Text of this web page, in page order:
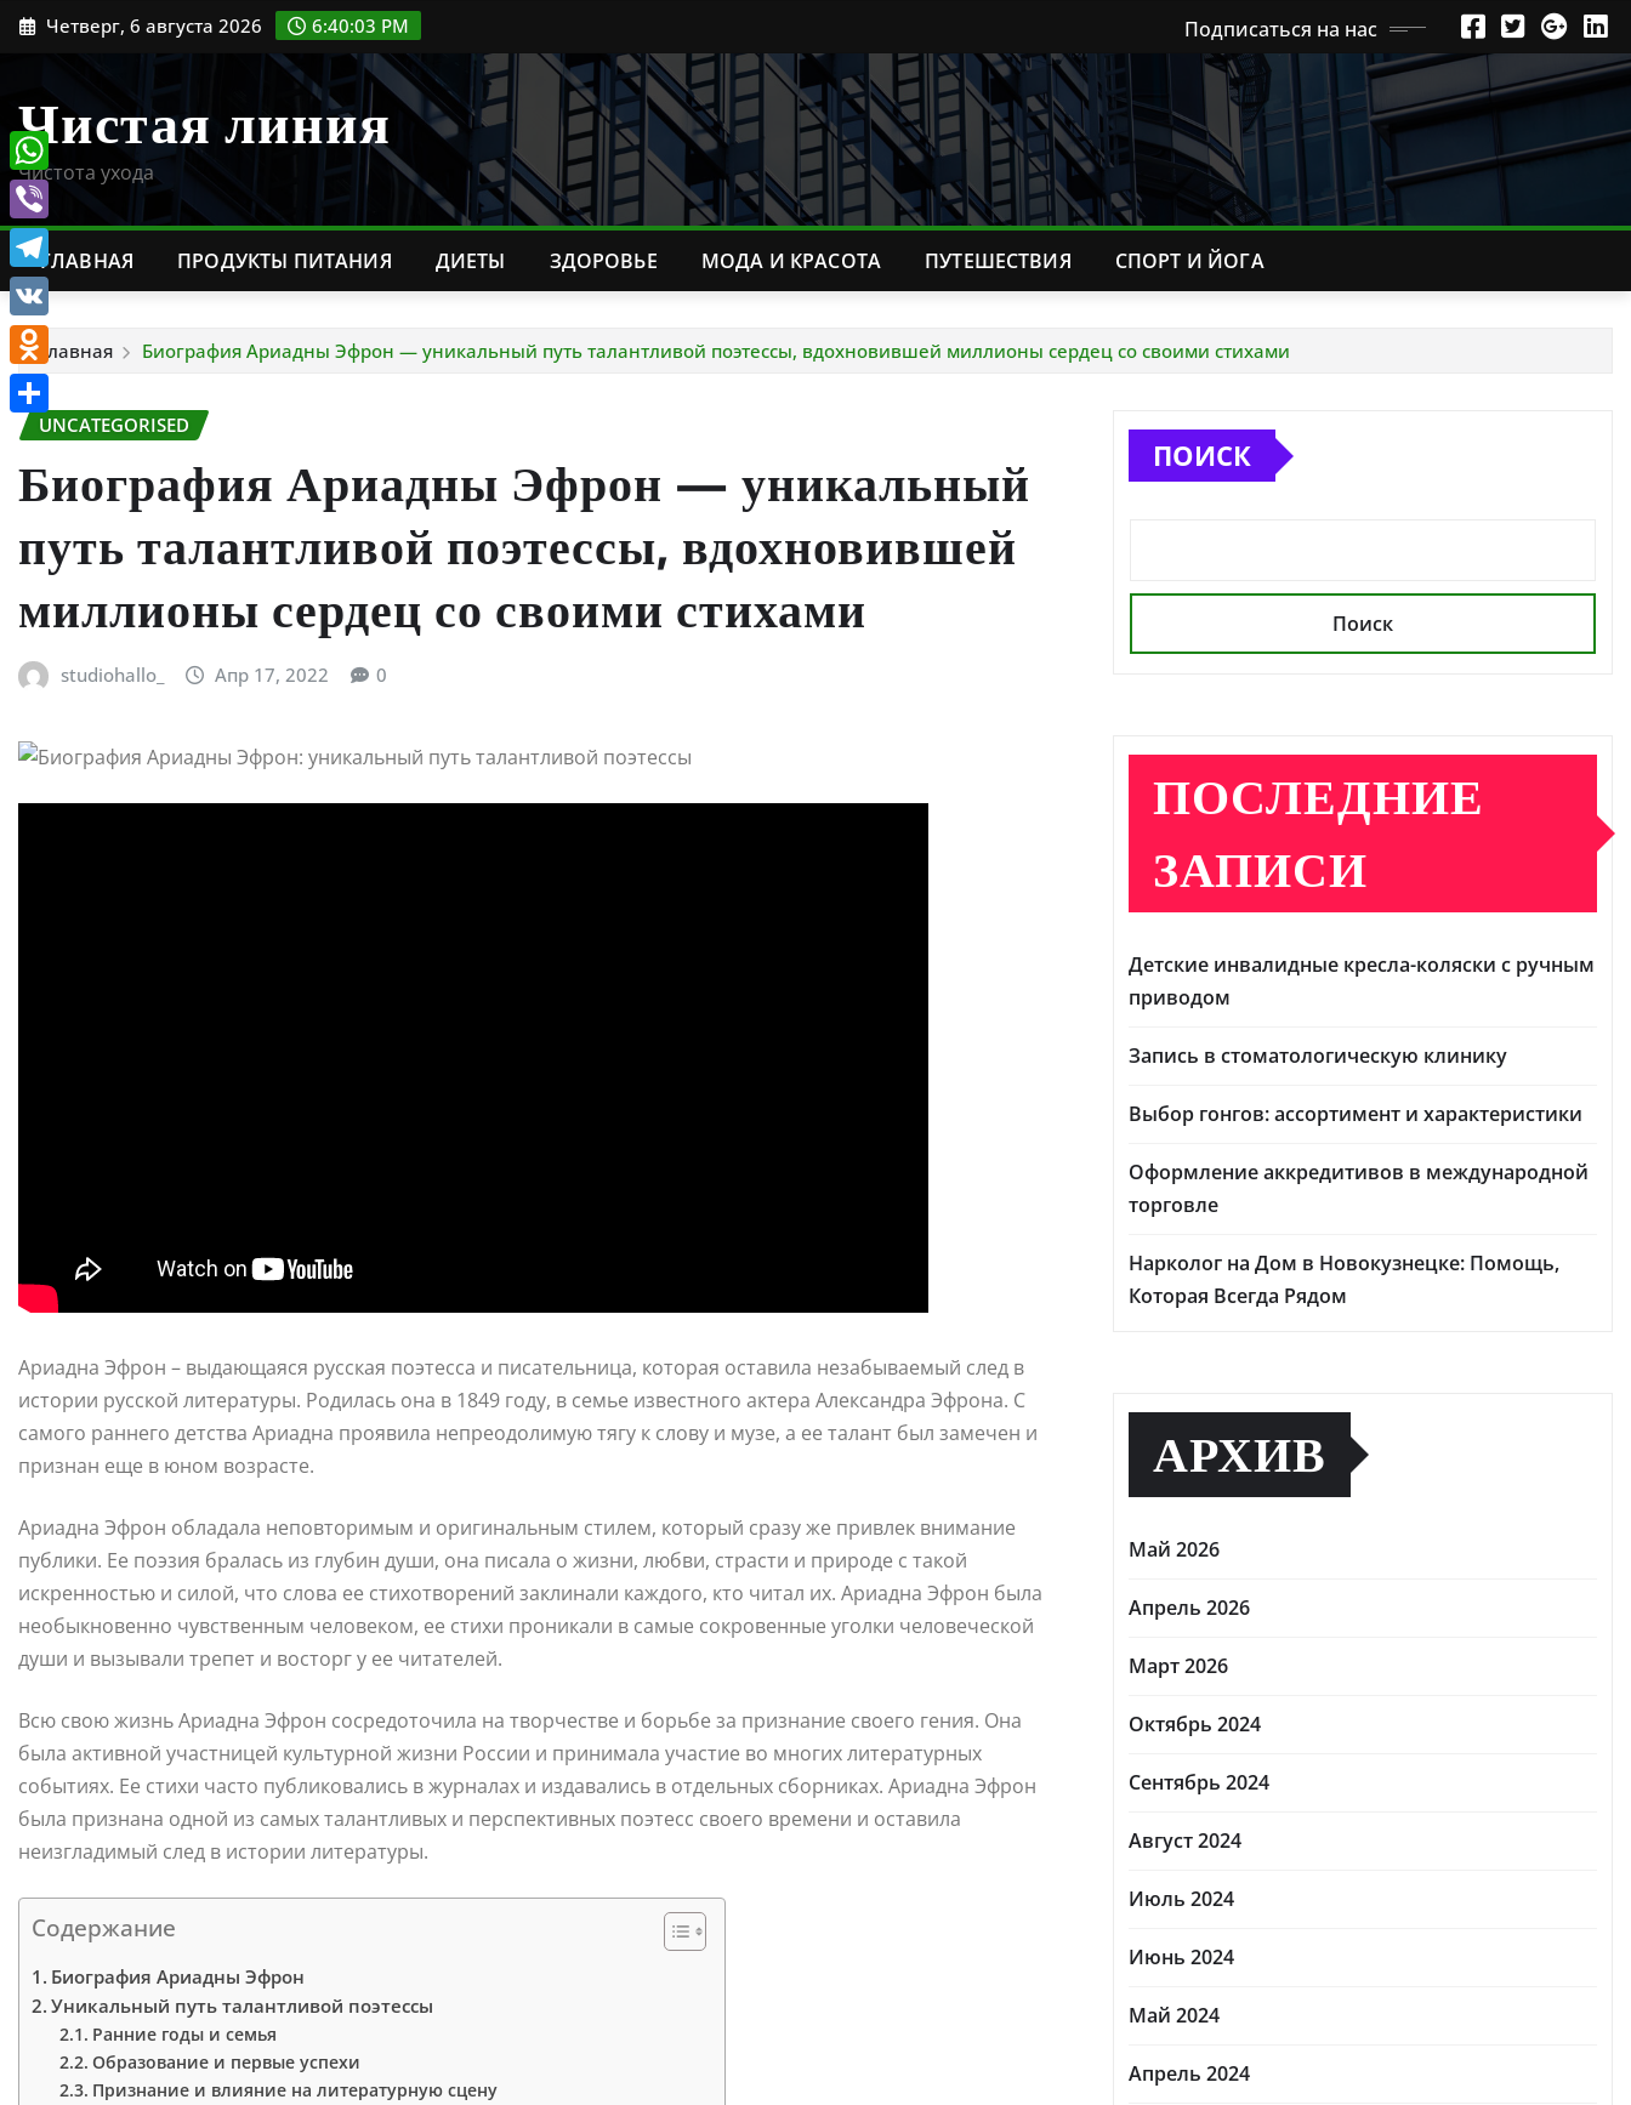
ПерейтиЧетверг, 6 августа 2026 6:40:04 PM Подписаться на нас
Чистая линия
Чистота ухода
ГЛАВНАЯ ПРОДУКТЫ ПИТАНИЯ ДИЕТЫ ЗДОРОВЬЕ МОДА И КРАСОТА ПУТЕШЕСТВИЯ СПОРТ И ЙОГА
Главная Биография Ариадны Эфрон — уникальный путь талантливой поэтессы, вдохновившей миллионы сердец со своими стихами
UNCATEGORISED
Биография Ариадны Эфрон — уникальный
путь талантливой поэтессы, вдохновившей
миллионы сердец со своими стихами
studiohallo_ Апр 17, 2022 0
Ариадна Эфрон – выдающаяся русская поэтесса и писательница, которая оставила незабываемый след в
истории русской литературы. Родилась она в 1849 году, в семье известного актера Александра Эфрона. С
самого раннего детства Ариадна проявила непреодолимую тягу к слову и музе, а ее талант был замечен и
признан еще в юном возрасте.
Ариадна Эфрон обладала неповторимым и оригинальным стилем, который сразу же привлек внимание
публики. Ее поэзия бралась из глубин души, она писала о жизни, любви, страсти и природе с такой
искренностью и силой, что слова ее стихотворений заклинали каждого, кто читал их. Ариадна Эфрон была
необыкновенно чувственным человеком, ее стихи проникали в самые сокровенные уголки человеческой
души и вызывали трепет и восторг у ее читателей.
Всю свою жизнь Ариадна Эфрон сосредоточила на творчестве и борьбе за признание своего гения. Она
была активной участницей культурной жизни России и принимала участие во многих литературных
событиях. Ее стихи часто публиковались в журналах и издавались в отдельных сборниках. Ариадна Эфрон
была признана одной из самых талантливых и перспективных поэтесс своего времени и оставила
неизгладимый след в истории литературы.
Содержание
Биография Ариадны Эфрон
Уникальный путь талантливой поэтессы
Ранние годы и семья
Образование и первые успехи
Признание и влияние на литературную сцену
ПОИСК
Поиск
ПОСЛЕДНИЕ
ЗАПИСИ
Детские инвалидные кресла-коляски с ручным
приводом
Запись в стоматологическую клинику
Выбор гонгов: ассортимент и характеристики
Оформление аккредитивов в международной
торговле
Нарколог на Дом в Новокузнецке: Помощь,
Которая Всегда Рядом
АРХИВ
Май 2026
Апрель 2026
Март 2026
Октябрь 2024
Сентябрь 2024
Август 2024
Июль 2024
Июнь 2024
Май 2024
Апрель 2024
WhatsApp
Viber
Telegram
VK
Odnoklassniki
Отправить